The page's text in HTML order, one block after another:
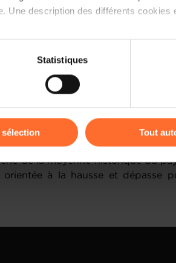
Une description des différents cookies
(ex : lecture de vidéos, partage sur
cookies et notre
Politique de
Statistiques
Tout
inférieur à celui observé
moyenne historique du pays. La
la hausse et dépasse pour la
Luxembourg continue
dynamiques d’Europe. Selon le
2025/2026, présenté ce 2
et le ministère de l’Économie,
engagés dans la création ou le
niveau légèrement inférieur à
de la moyenne historique du
à la hausse et dépasse